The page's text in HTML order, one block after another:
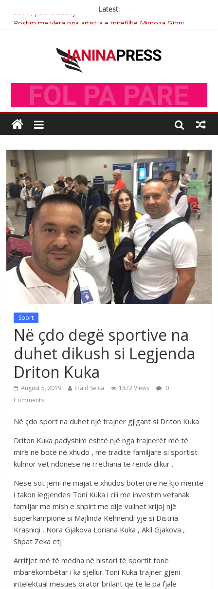
Latest:
Postim me vlera nga artistja e mirëfilltë Mimoza Gjoni
Brahim Çekaj njē veprimtar i respektuar i çeshtjës kombëtare
Sulm , pse të dua ty
Sport
Në çdo degë sportive na
duhet dikush si Legjenda
Driton Kuka
August 5, 2019 Erald Selca 1872 Views
0
Comments
Në çdo sport na duhet një trajner gjigant si Driton Kuka
Driton Kuka padyshim është një nga trajnerët më të
mirë në botë në xhudo , me traditë familjare si sportist
kulmor vet ndonese në rrethana të rënda dikur .
Nese sot jemi në majat e xhudos botërore ne kjo meritë
i takon legjendes Toni Kuka i cili me investim vetanak
familjar me mish e shpirt me dije vullnet krijoj një
superkampione si Majlinda Kelmendi yje si Distria
Krasniqi , Nora Gjakova Loriana Kuka , Akil Gjakova ,
Shpat Zeka etj
Arritjet më të mëdha në histori të sportit tonë
mbarëkombëtar i ka sjellur Toni Kuka trajner gjeni
intelektual mësues orator brilant që të lë pa fjalë